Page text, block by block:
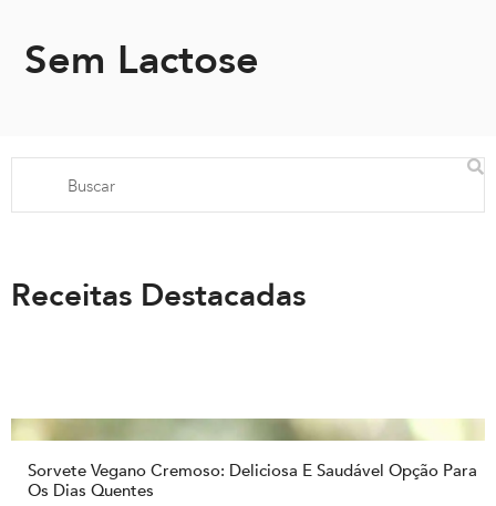
Sem Lactose
Receitas Destacadas
Sorvete Vegano Cremoso: Deliciosa E Saudável Opção Para
Os Dias Quentes